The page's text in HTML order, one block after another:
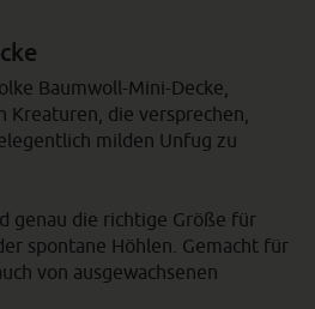
Baumwoll-Mini-Decke,
die versprechen,
milden Unfug zu
genau die richtige Größe für
spontane Höhlen. Gemacht für
von ausgewachsenen